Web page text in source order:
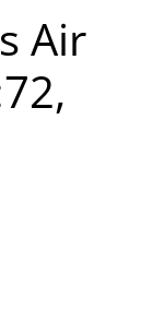
Air